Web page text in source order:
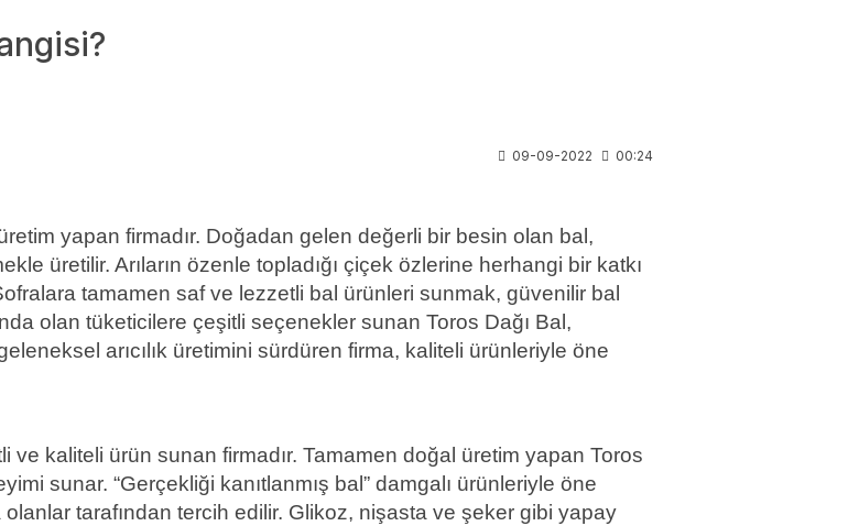
09-09-2022 00:24
yapan firmadır. Doğadan gelen değerli bir besin olan bal,
üretilir. Arıların özenle topladığı çiçek özlerine herhangi bir katkı
tamamen saf ve lezzetli bal ürünleri sunmak, güvenilir bal
olan tüketicilere çeşitli seçenekler sunan Toros Dağı Bal,
arıcılık üretimini sürdüren firma, kaliteli ürünleriyle öne
ve kaliteli ürün sunan firmadır. Tamamen doğal üretim yapan Toros
sunar. “Gerçekliği kanıtlanmış bal” damgalı ürünleriyle öne
tarafından tercih edilir. Glikoz, nişasta ve şeker gibi yapay